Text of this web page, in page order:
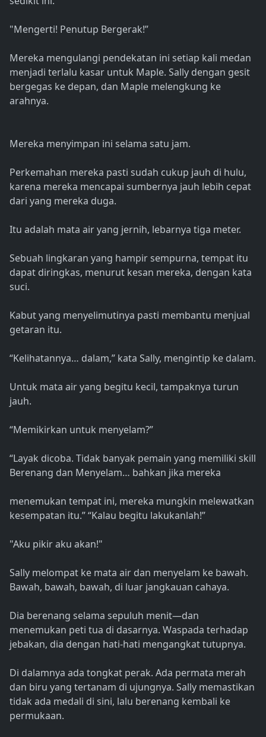
"Mengerti! Penutup Bergerak!”
Mereka mengulangi pendekatan ini setiap kali medan
menjadi terlalu kasar untuk Maple. Sally dengan gesit
bergegas ke depan, dan Maple melengkung ke
arahnya.
Mereka menyimpan ini selama satu jam.
Perkemahan mereka pasti sudah cukup jauh di hulu,
karena mereka mencapai sumbernya jauh lebih cepat
dari yang mereka duga.
Itu adalah mata air yang jernih, lebarnya tiga meter.
Sebuah lingkaran yang hampir sempurna, tempat itu
dapat diringkas, menurut kesan mereka, dengan kata
suci.
Kabut yang menyelimutinya pasti membantu menjual
getaran itu.
“Kelihatannya… dalam,” kata Sally, mengintip ke dalam.
Untuk mata air yang begitu kecil, tampaknya turun
jauh.
“Memikirkan untuk menyelam?”
“Layak dicoba. Tidak banyak pemain yang memiliki skill
Berenang dan Menyelam… bahkan jika mereka
menemukan tempat ini, mereka mungkin melewatkan
kesempatan itu.” “Kalau begitu lakukanlah!”
"Aku pikir aku akan!"
Sally melompat ke mata air dan menyelam ke bawah.
Bawah, bawah, bawah, di luar jangkauan cahaya.
Dia berenang selama sepuluh menit—dan
menemukan peti tua di dasarnya. Waspada terhadap
jebakan, dia dengan hati-hati mengangkat tutupnya.
Di dalamnya ada tongkat perak. Ada permata merah
dan biru yang tertanam di ujungnya. Sally memastikan
tidak ada medali di sini, lalu berenang kembali ke
permukaan.